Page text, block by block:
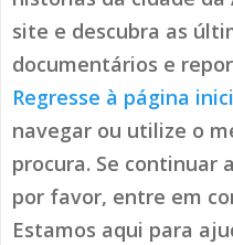
site e descubra as
documentários e
Regresse à página
navegar ou utilize o
procura. Se continuar
por favor, entre em
Estamos aqui para